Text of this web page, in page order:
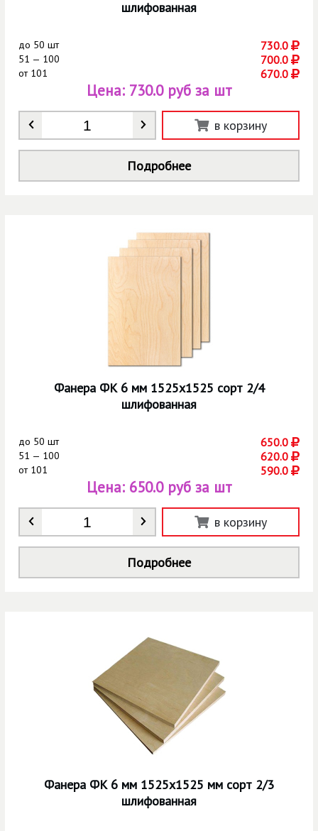
шлифованная
до 50 шт 730.0
51 — 100 700.0
от101 670.0
Количество
Цена: 730.0 руб за шт
в корзину
Подробнее
Фанера ФК 6 мм 1525х1525 сорт 2/4
шлифованная
до 50 шт 650.0
51 — 100 620.0
от101 590.0
Количество
Цена: 650.0 руб за шт
в корзину
Подробнее
Фанера ФК 6 мм 1525х1525 мм сорт 2/3
шлифованная